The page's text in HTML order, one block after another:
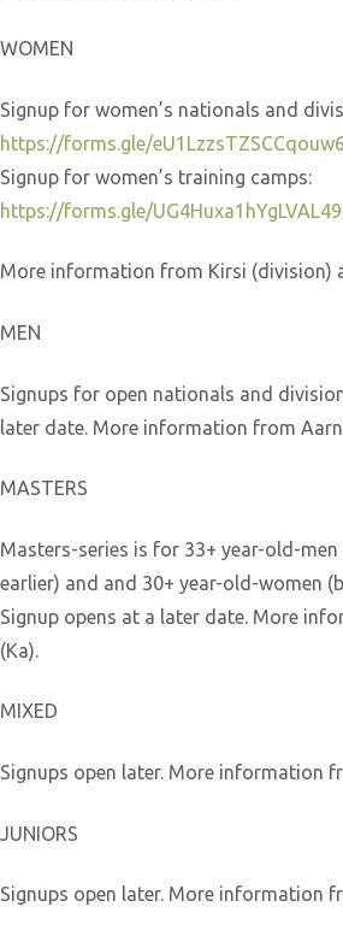
WOMEN
Signup for women’s nationals and
https://forms.gle/eU1LzzsTZSCCqouw6
Signup for women’s training camps:
https://forms.gle/UG4Huxa1hYgLVAL49
More information from Kirsi (division)
MEN
Signups for open nationals and
later date. More information from
MASTERS
Masters-series is for 33+ year-old-
earlier) and and 30+ year-old-women
Signup opens at a later date. More
(Ka).
MIXED
Signups open later. More information
JUNIORS
Signups open later. More information